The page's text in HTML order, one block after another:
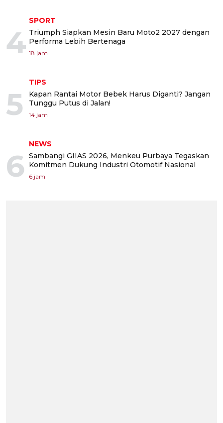
4
SPORT
Triumph Siapkan Mesin Baru Moto2 2027 dengan
Performa Lebih Bertenaga
18 jam
5
TIPS
Kapan Rantai Motor Bebek Harus Diganti? Jangan
Tunggu Putus di Jalan!
14 jam
6
NEWS
Sambangi GIIAS 2026, Menkeu Purbaya Tegaskan
Komitmen Dukung Industri Otomotif Nasional
6 jam